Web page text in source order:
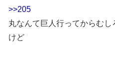
>>205
丸なんて巨人行ってからむ
けど